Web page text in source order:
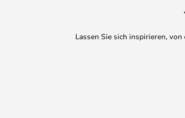
Lassen Sie sich inspirieren,